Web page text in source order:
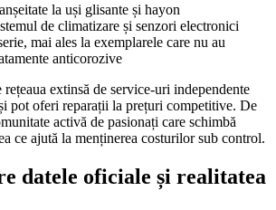
la uși glisante și hayon
de climatizare și senzori electronici
mai ales la exemplarele care nu au
anticorozive
extinsă de service-uri independente
pot oferi reparații la prețuri competitive. De
activă de pasionați care schimbă
ce ajută la menținerea costurilor sub control.
datele oficiale și realitatea